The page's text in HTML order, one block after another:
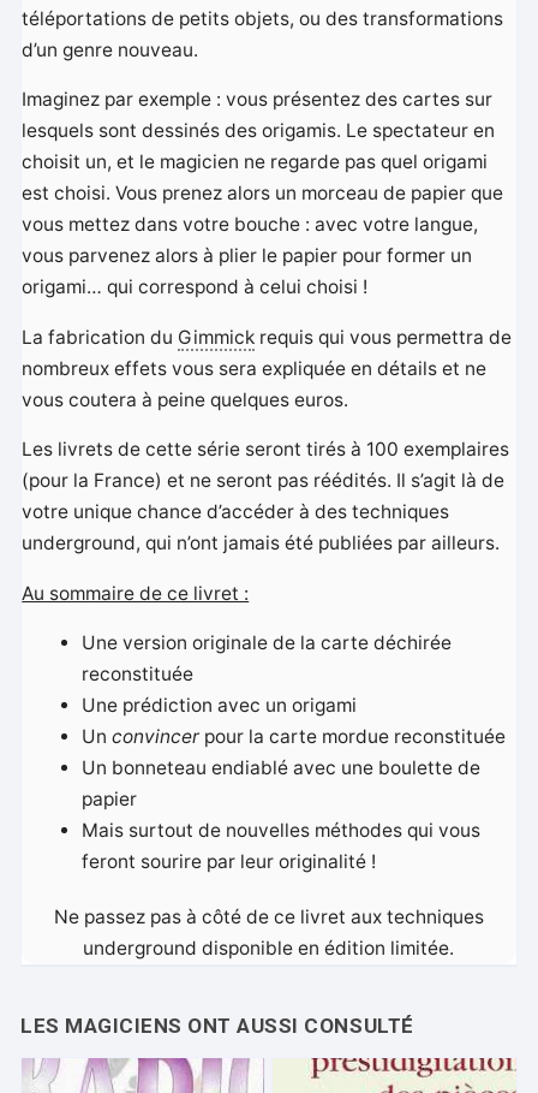
téléportations de petits objets, ou des transformations
d’un genre nouveau.
Imaginez par exemple : vous présentez des cartes sur
lesquels sont dessinés des origamis. Le spectateur en
choisit un, et le magicien ne regarde pas quel origami
est choisi. Vous prenez alors un morceau de papier que
vous mettez dans votre bouche : avec votre langue,
vous parvenez alors à plier le papier pour former un
origami… qui correspond à celui choisi !
La fabrication du Gimmick requis qui vous permettra de
nombreux effets vous sera expliquée en détails et ne
vous coutera à peine quelques euros.
Les livrets de cette série seront tirés à 100 exemplaires
(pour la France) et ne seront pas réédités. Il s’agit là de
votre unique chance d’accéder à des techniques
underground, qui n’ont jamais été publiées par ailleurs.
Au sommaire de ce livret :
Une version originale de la carte déchirée
reconstituée
Une prédiction avec un origami
Unconvincer pour la carte mordue reconstituée
Un bonneteau endiablé avec une boulette de
papier
Mais surtout de nouvelles méthodes qui vous
feront sourire par leur originalité !
Ne passez pas à côté de ce livret aux techniques
underground disponible en édition limitée.